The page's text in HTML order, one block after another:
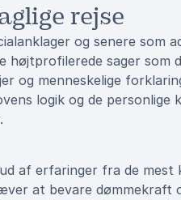
rejse
og senere som
højtprofilerede sager
og menneskelige
logik og de personlige
af erfaringer fra de mest
at bevare dømmekraft